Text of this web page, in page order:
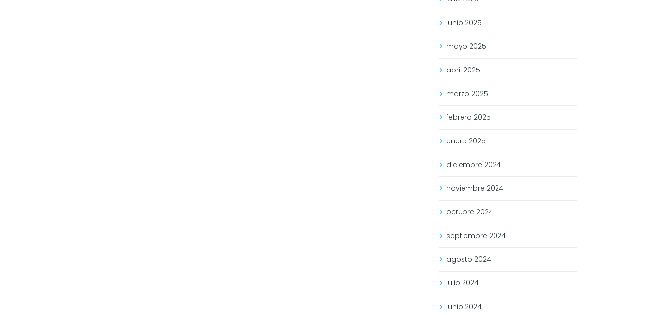
junio 2025
mayo 2025
abril 2025
marzo 2025
febrero 2025
enero 2025
diciembre 2024
noviembre 2024
octubre 2024
septiembre 2024
agosto 2024
julio 2024
junio 2024